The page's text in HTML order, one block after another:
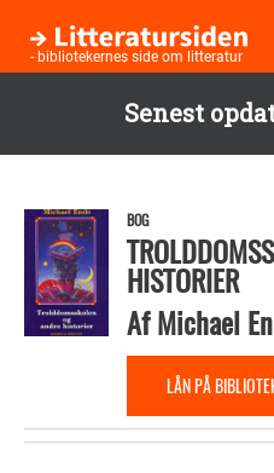
Senest
hovedindhold
- bibliotekernes side om litteratur
BOG
HISTORIER
AfMichael
LÅN PÅ